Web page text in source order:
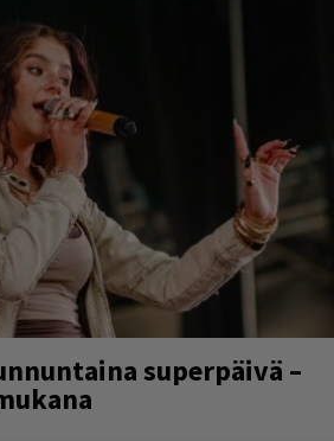
superpäivä –